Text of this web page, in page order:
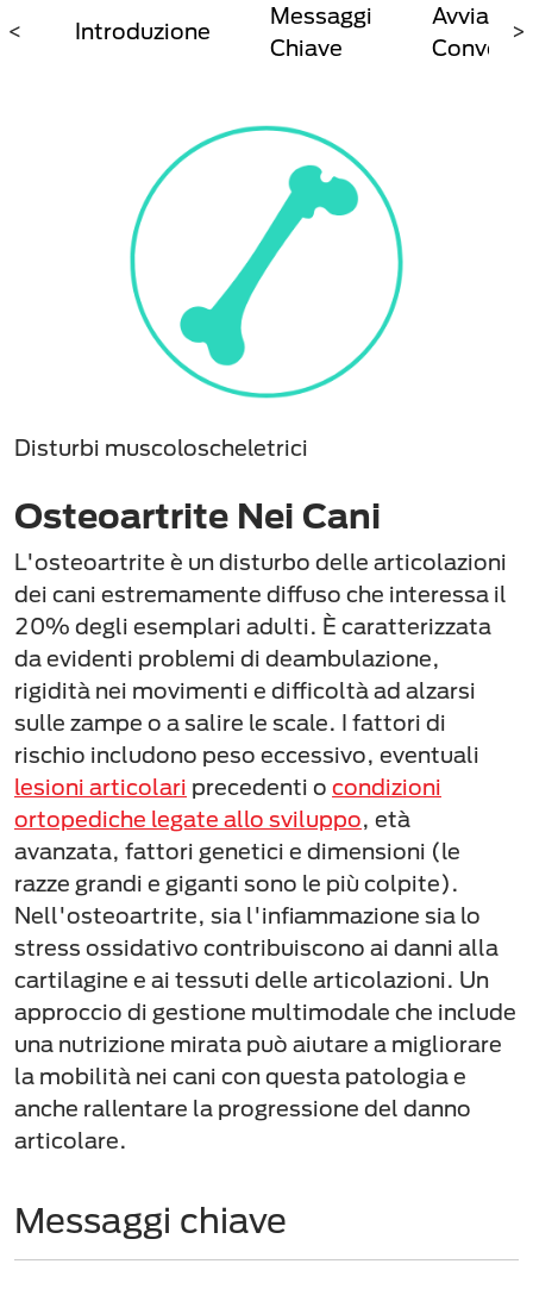
< >
Introduzione
Messaggi
Chiave
Avvia
Disturbi muscoloscheletrici
Osteoartrite Nei Cani
L'osteoartrite è un disturbo delle articolazioni
dei cani estremamente diffuso che interessa il
20% degli esemplari adulti. È caratterizzata
da evidenti problemi di deambulazione,
rigidità nei movimenti e difficoltà ad alzarsi
sulle zampe o a salire le scale. I fattori di
rischio includono peso eccessivo, eventuali
lesioni articolari precedenti o condizioni
ortopediche legate allo sviluppo, età
avanzata, fattori genetici e dimensioni (le
razze grandi e giganti sono le più colpite).
Nell'osteoartrite, sia l'infiammazione sia lo
stress ossidativo contribuiscono ai danni alla
cartilagine e ai tessuti delle articolazioni. Un
approccio di gestione multimodale che include
una nutrizione mirata può aiutare a migliorare
la mobilità nei cani con questa patologia e
anche rallentare la progressione del danno
articolare.
Messaggi chiave